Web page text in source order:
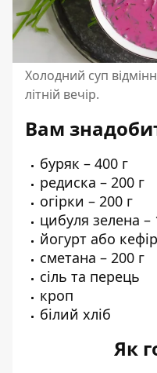
Холодний суп
літній вечір.
Вам
буряк – 400 г
редиска – 200 г
огірки – 200 г
цибуля зелена –
йогурт або
сметана – 200 г
сіль та перець
кроп
білий хліб
Як